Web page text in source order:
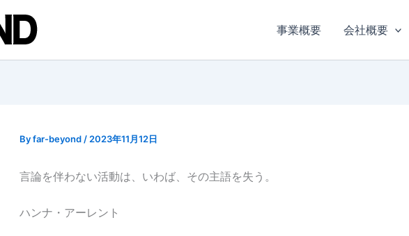
事業概要 会社概要
Byfar-beyond / 2023年11月12日
言論を伴わない活動は、いわば、その主語を失う。
ハンナ・アーレント